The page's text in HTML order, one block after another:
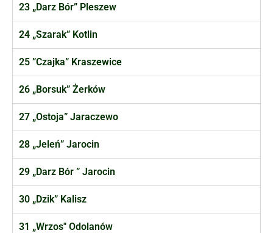
23 „Darz Bór” Pleszew
24 „Szarak” Kotlin
25 ”Czajka” Kraszewice
26 „Borsuk” Żerków
27 „Ostoja” Jaraczewo
28 „Jeleń” Jarocin
29 „Darz Bór ” Jarocin
30 „Dzik” Kalisz
31 „Wrzos" Odolanów